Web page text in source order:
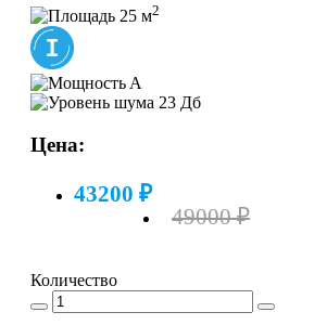
25 м2
A
23 Дб
Цена:
43200 ₽
49000 ₽
Количество